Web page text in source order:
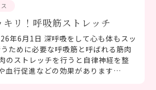
リ！呼吸筋ストレッチ
年6月1日 深呼吸をして心も体もスッ
ために必要な呼吸筋と呼ばれる筋肉
のストレッチを行うと自律神経を整
血行促進などの効果があります…